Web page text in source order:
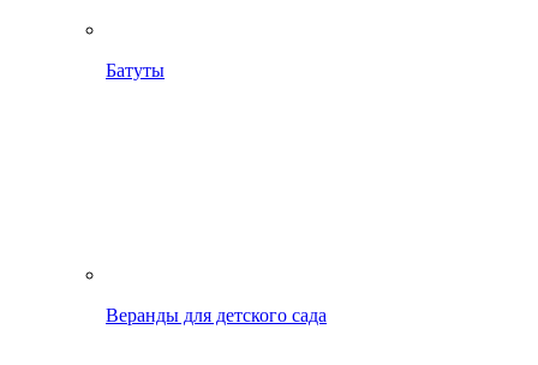
Батуты
Веранды для детского сада